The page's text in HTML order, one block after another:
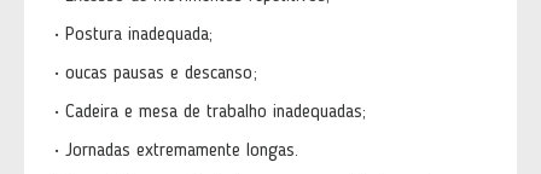
• Postura inadequada;
• oucas pausas e descanso;
• Cadeira e mesa de trabalho inadequadas;
• Jornadas extremamente longas.